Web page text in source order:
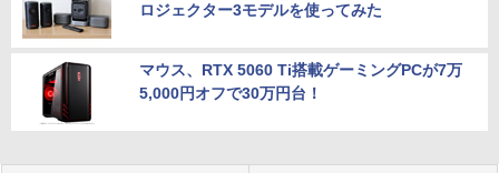
ロジェクター3モデルを使ってみた
マウス、RTX 5060 Ti搭載ゲーミングPCが7万
5,000円オフで30万円台！